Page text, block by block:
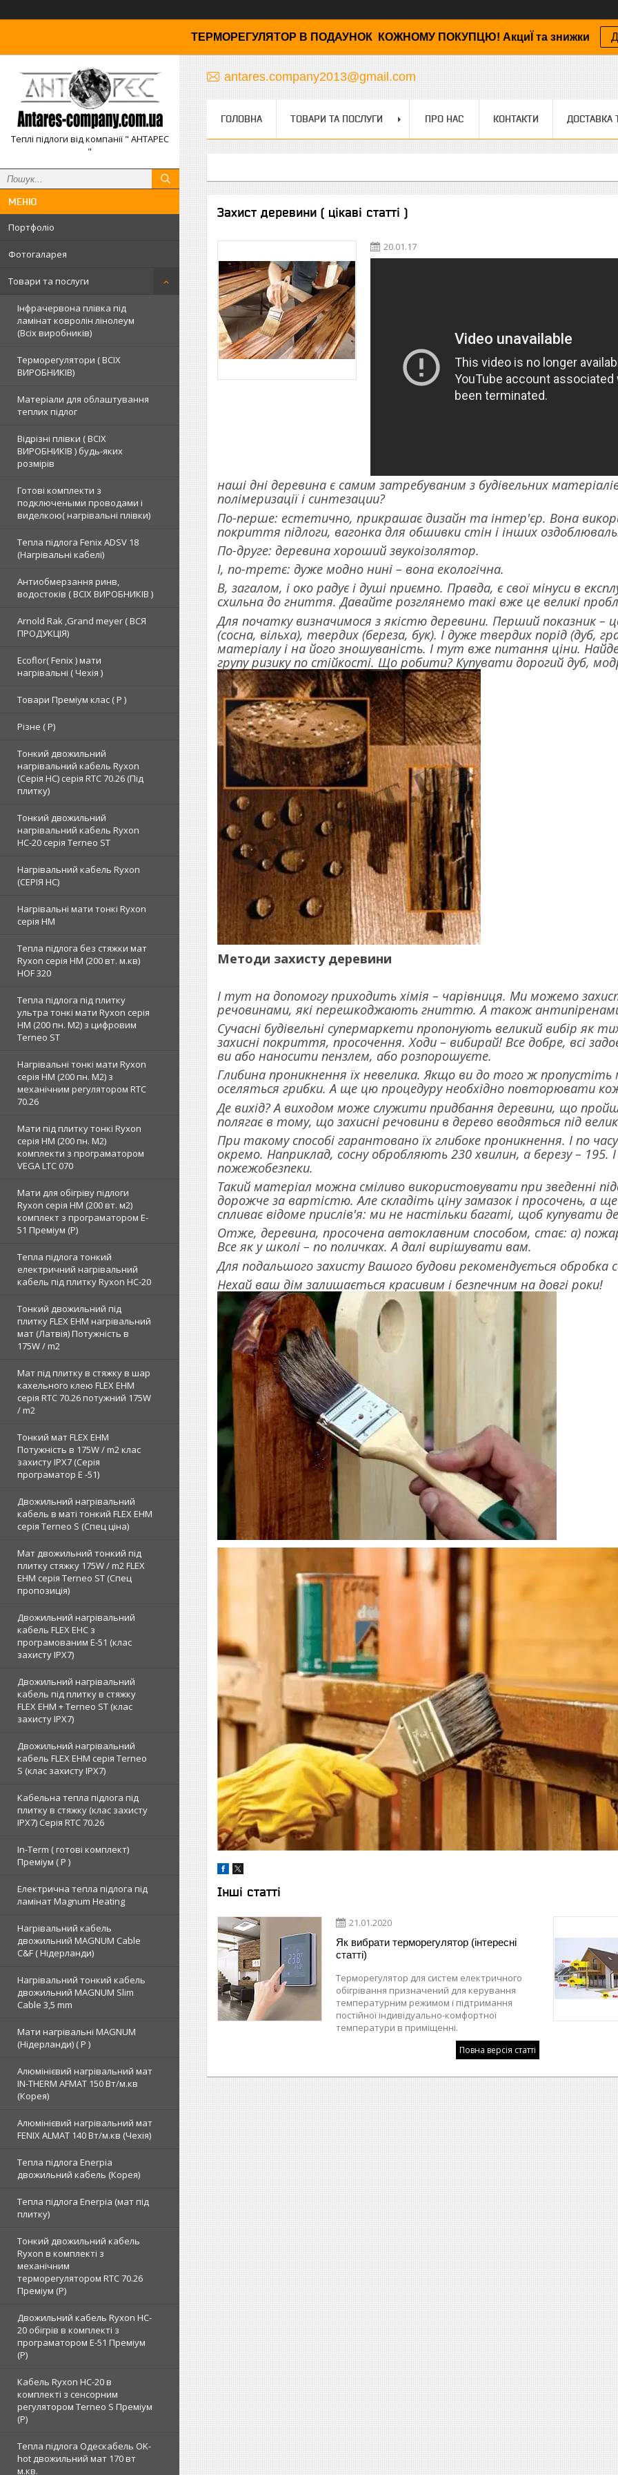
ТЕРМОРЕГУЛЯТОР В ПОДАУНОК КОЖНОМУ ПОКУПЦЮ! АкциЇ та знижки
Теплі підлоги від компанії " АНТАРЕС
"
Портфоліо
Фотогаларея
Товари та послуги
Інфрачервона плівка під
ламінат ковролін лінолеум
(Всіх виробників)
Терморегулятори ( ВСІХ
ВИРОБНИКІВ)
Матеріали для облаштування
теплих підлог
Відрізні плівки ( ВСІХ
ВИРОБНИКІВ ) будь-яких
розмірів
Готові комплекти з
подключеными проводами і
виделкою( нагрівальні плівки)
Тепла підлога Fenix ADSV 18
(Нагрівальні кабелі)
Антиобмерзання ринв,
водостоків ( ВСІХ ВИРОБНИКІВ )
Arnold Rak ,Grand meyer ( ВСЯ
ПРОДУКЦІЯ)
Ecoflor( Fenix ) мати
нагрівальні ( Чехія )
Товари Преміум клас ( Р )
Різне ( Р)
Тонкий двожильний
нагрівальний кабель Ryxon
(Серія НС) серія RTC 70.26 (Під
плитку)
Тонкий двожильний
нагрівальний кабель Ryxon
HC-20 серія Terneo ST
Нагрівальний кабель Ryxon
(СЕРІЯ НС)
Нагрівальні мати тонкі Ryxon
серія НМ
Тепла підлога без стяжки мат
Ryxon серія НМ (200 вт. м.кв)
HOF 320
Тепла підлога під плитку
ультра тонкі мати Ryxon серія
НМ (200 пн. М2) з цифровим
Terneo ST
Нагрівальні тонкі мати Ryxon
серія НМ (200 пн. М2) з
механічним регулятором RTC
70.26
Мати під плитку тонкі Ryxon
серія НМ (200 пн. М2)
комплекти з програматором
VEGA LTC 070
Мати для обігріву підлоги
Ryxon серія НМ (200 вт. м2)
комплект з програматором E-
51 Преміум (Р)
Тепла підлога тонкий
електричний нагрівальний
кабель під плитку Ryxon HC-20
Тонкий двожильний під
плитку FLEX EHM нагрівальний
мат (Латвія) Потужність в
175W / m2
Мат під плитку в стяжку в шар
кахельного клею FLEX EHM
серія RTC 70.26 потужний 175W
/ m2
Тонкий мат FLEX EHM
Потужність в 175W / m2 клас
захисту IPX7 (Серія
програматор Е -51)
Двожильний нагрівальний
кабель в маті тонкий FLEX EHM
серія Terneo S (Спец ціна)
Мат двожильний тонкий під
плитку стяжку 175W / m2 FLEX
EHM серія Terneo SТ (Спец
пропозиція)
Двожильний нагрівальний
кабель FLEX EHС з
програмованим E-51 (клас
захисту IPX7)
Двожильний нагрівальний
кабель під плитку в стяжку
FLEX EHM + Terneo ST (клас
захисту IPX7)
Двожильний нагрівальний
кабель FLEX EHM серія Terneo
S (клас захисту IPX7)
Кабельна тепла підлога під
плитку в стяжку (клас захисту
IPX7) Серія RTC 70.26
In-Term ( готові комплект)
Преміум ( Р )
Електрична тепла підлога під
ламінат Magnum Heating
Нагрівальний кабель
двожильний MAGNUM Cable
C&F ( Нідерланди)
Нагрівальний тонкий кабель
двожильний MAGNUM Slim
Cable 3,5 mm
Мати нагрівальні MAGNUM
(Нідерланди) ( Р )
Алюмінієвий нагрівальний мат
IN-THERM AFMAT 150 Вт/м.кв
(Корея)
Алюмінієвий нагрівальний мат
FENIX ALMAT 140 Вт/м.кв (Чехія)
Тепла підлога Enerpia
двожильний кабель (Корея)
Тепла підлога Enerpia (мат під
плитку)
Тонкий двожильний кабель
Ryxon в комплекті з
механічним
терморегулятором RTC 70.26
Преміум (Р)
Двожильний кабель Ryxon HC-
20 обігрів в комплекті з
програматором E-51 Преміум
(Р)
Кабель Ryxon HC-20 в
комплекті з сенсорним
регулятором Terneo S Преміум
(Р)
Тепла підлога Одескабель OK-
hot двожильний мат 170 вт
м.кв.
antares.company2013@gmail.com
ГОЛОВНА ТОВАРИ ТА ПОСЛУГИ ПРО НАС КОНТАКТИ ДОСТАВКА
Захист деревини ( цікаві статті )
20.01.17
наші дні деревина є самим затребуваним з будівельних
полімеризації і синтезации?
По-перше: естетично, прикрашає дизайн та інтер'єр. Вона
покриття підлоги, вагонка для обшивки стін і інших
По-друге: деревина хороший звукоізолятор.
І, по-третє: дуже модно нині – вона екологічна.
В, загалом, і око радує і душі приємно. Правда, є свої мінуси в
схильна до гниття. Давайте розглянемо такі вже це великі
Для початку визначимося з якістю деревини. Перший показник –
(сосна, вільха), твердих (береза, бук). І дуже твердих порід (дуб,
матеріалу і на його зношуваність. І тут вже питання ціни.
групу ризику по стійкості. Що робити? Купувати дорогий дуб,
Методи захисту деревини
І тут на допомогу приходить хімія – чарівниця. Ми можемо
речовинами, які перешкоджають гниттю. А також
Сучасні будівельні супермаркети пропонують великий вибір як
захисні покриття, просочення. Ходи – вибирай! Все добре, всі
ви або наносити пензлем, або розпорошуєте.
Глибина проникнення їх невелика. Якщо ви до того ж пропустіть
оселяться грибки. А ще цю процедуру необхідно повторювати
Де вихід? А виходом може служити придбання деревини, що
полягає в тому, що захисні речовини в дерево вводяться під
При такому способі гарантовано їх глибоке проникнення. І по
окремо. Наприклад, сосну обробляють 230 хвилин, а березу – 195. І
пожежобезпеки.
Такий матеріал можна сміливо використовувати при зведенні
дорожче за вартістю. Але складіть ціну замазок і просочень, а
спливає відоме прислів'я: ми не настільки багаті, щоб купувати
Отже, деревина, просочена автоклавним способом, стає: а)
Все як у школі – по поличках. А далі вирішувати вам.
Для подальшого захисту Вашого будови рекомендується обробка
Нехай ваш дім залишається красивим і безпечним на довгі роки!
Інші статті
21.01.2020
Як вибрати терморегулятор (інтересні
статті)
Терморегулятор для систем електричного
обігрівання призначений для керування
температурним режимом і підтримання
постійної індивідуально-комфортної
температури в приміщенні.
Повна версія статті